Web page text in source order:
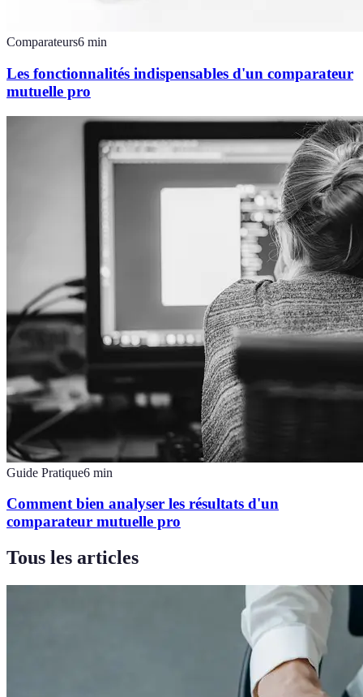
Comparateurs6 min
Les fonctionnalités indispensables d'un comparateur
mutuelle pro
Guide Pratique6 min
Comment bien analyser les résultats d'un
comparateur mutuelle pro
Tous les articles